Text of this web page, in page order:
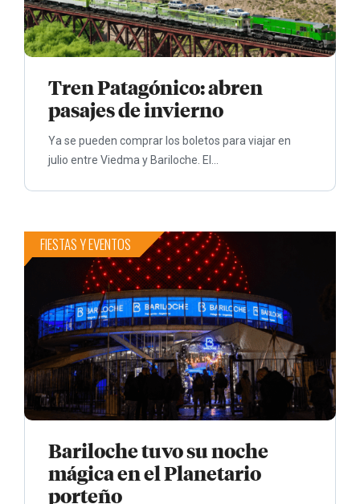
Tren Patagónico: abren
pasajes de invierno
Ya se pueden comprar los boletos para viajar en
julio entre Viedma y Bariloche. El...
FIESTAS Y EVENTOS
Bariloche tuvo su noche
mágica en el Planetario
porteño